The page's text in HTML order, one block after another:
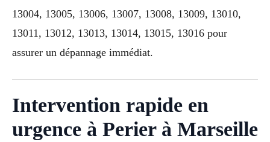
13004, 13005, 13006, 13007, 13008, 13009, 13010,
13011, 13012, 13013, 13014, 13015, 13016 pour
assurer un dépannage immédiat.
Intervention rapide en
urgence à Perier à Marseille